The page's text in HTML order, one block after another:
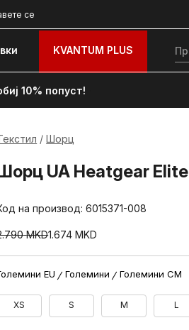
се
KVANTUM PLUS
10% попуст!
Шорц
UA Heatgear Elite
на производ:6015371-008
MKD1.674MKD
EU Големини Големини CM
XS S M L